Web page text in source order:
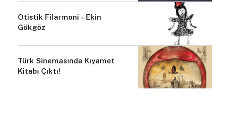
Otistik Filarmoni – Ekin
Gökgöz
Türk Sinemasında Kıyamet
Kitabı Çıktı!